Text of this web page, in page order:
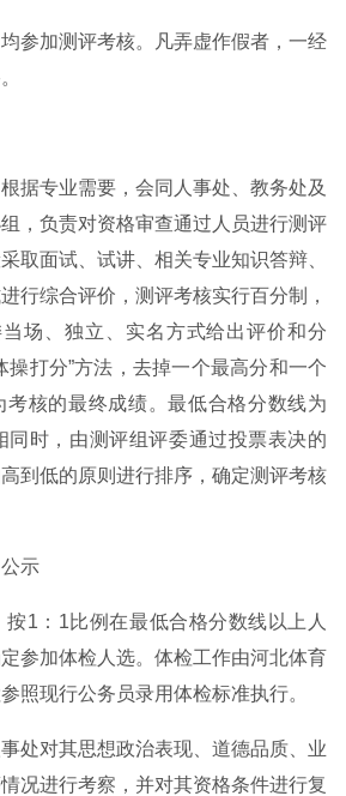
参加测评考核。凡弄虚作假者，一经
据专业需要，会同人事处、教务处及
，负责对资格审查通过人员进行测评
取面试、试讲、相关专业知识答辩、
行综合评价，测评考核实行百分制，
场、独立、实名方式给出评价和分
操打分”方法，去掉一个最高分和一个
考核的最终成绩。最低合格分数线为
同时，由测评组评委通过投票表决的
到低的原则进行排序，确定测评考核
示
1：1比例在最低合格分数线以上人
参加体检人选。体检工作由河北体育
照现行公务员录用体检标准执行。
处对其思想政治表现、道德品质、业
况进行考察，并对其资格条件进行复